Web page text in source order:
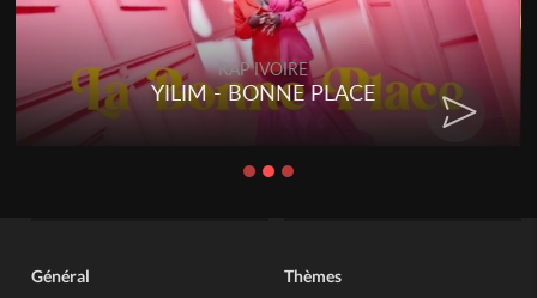
RAP IVOIRE
YILIM - BONNE PLACE
Général Thèmes